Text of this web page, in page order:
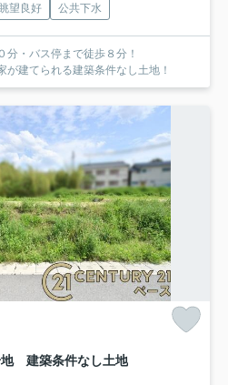
眺望良好 公共下水
・バス停まで徒歩８分！
建てられる建築条件なし土地！
建築条件なし土地